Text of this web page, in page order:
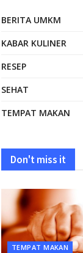
BERITA UMKM
KABAR KULINER
RESEP
SEHAT
TEMPAT MAKAN
Don't miss it
TEMPAT MAKAN